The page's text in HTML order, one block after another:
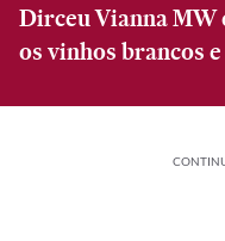
Dirceu Vianna
os vinhos brancos